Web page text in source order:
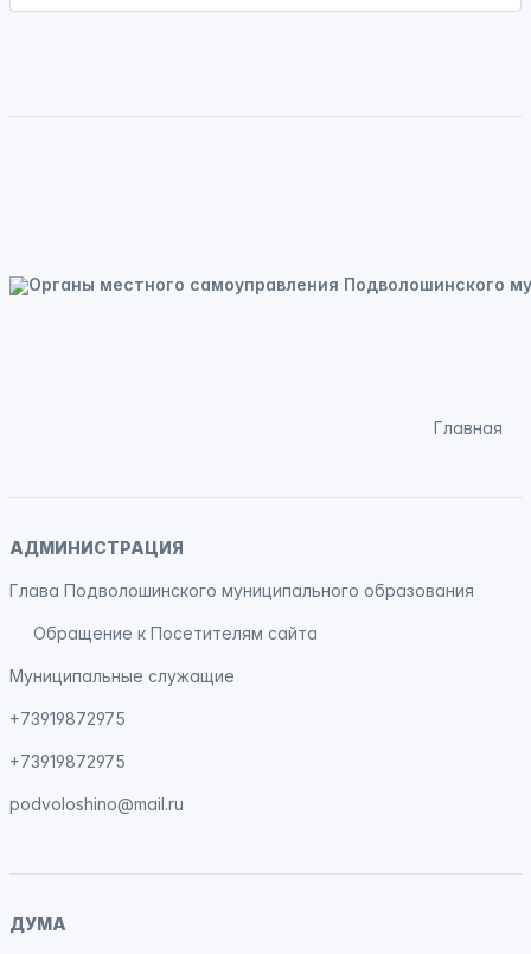
Главная
АДМИНИСТРАЦИЯ
Глава Подволошинского муниципального образования
Обращение к Посетителям сайта
Муниципальные служащие
+73919872975
+73919872975
podvoloshino@mail.ru
ДУМА